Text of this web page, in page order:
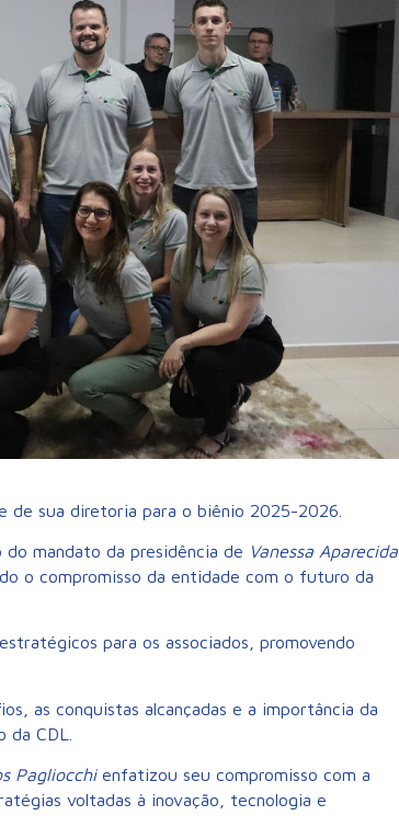
de sua diretoria para o biênio 2025-2026.
mandato da presidência de Vanessa Aparecida
o compromisso da entidade com o futuro da
para os associados, promovendo
as conquistas alcançadas e a importância da
CDL.
Pagliocchienfatizou seu compromisso com a
voltadas à inovação, tecnologia e